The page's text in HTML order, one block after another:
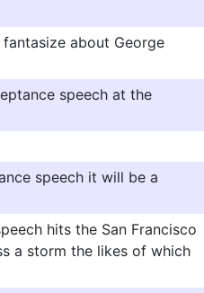
about George
speech at the
speech it will be a
hits the San Francisco
a storm the likes of which